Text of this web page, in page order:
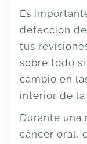
Es
detección
tus
sobre todo
cambio en
interior de la
Durante una
cáncer oral,